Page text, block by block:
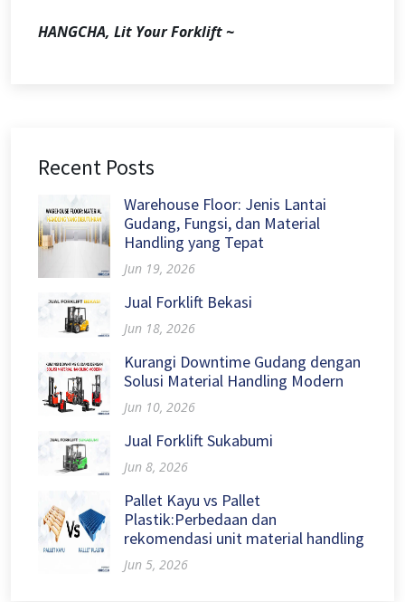
HANGCHA, Lit Your Forklift ~
Recent Posts
Warehouse Floor: Jenis Lantai
Gudang, Fungsi, dan Material
Handling yang Tepat
Jun 19, 2026
Jual Forklift Bekasi
Jun 18, 2026
Kurangi Downtime Gudang dengan
Solusi Material Handling Modern
Jun 10, 2026
Jual Forklift Sukabumi
Jun 8, 2026
Pallet Kayu vs Pallet
Plastik:Perbedaan dan
rekomendasi unit material handling
Jun 5, 2026